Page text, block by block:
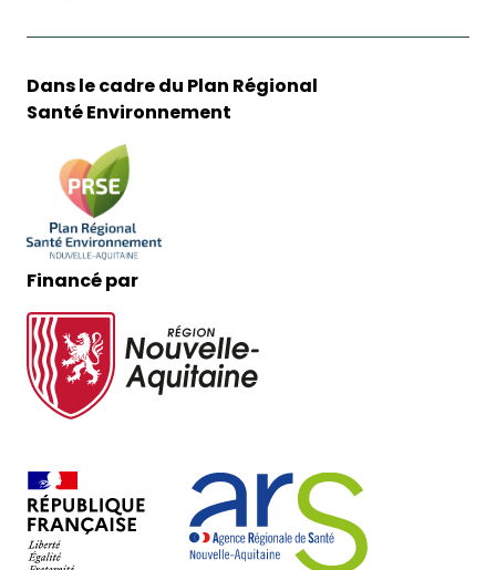
Dans le cadre du Plan Régional
Santé Environnement
Financé par